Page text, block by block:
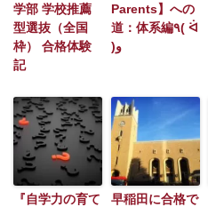
学部 学校推薦
型選抜（全国
枠） 合格体験
記
Parents】への
道：体系編٩( ᐛ
)و
『自学力の育て
早稲田に合格で